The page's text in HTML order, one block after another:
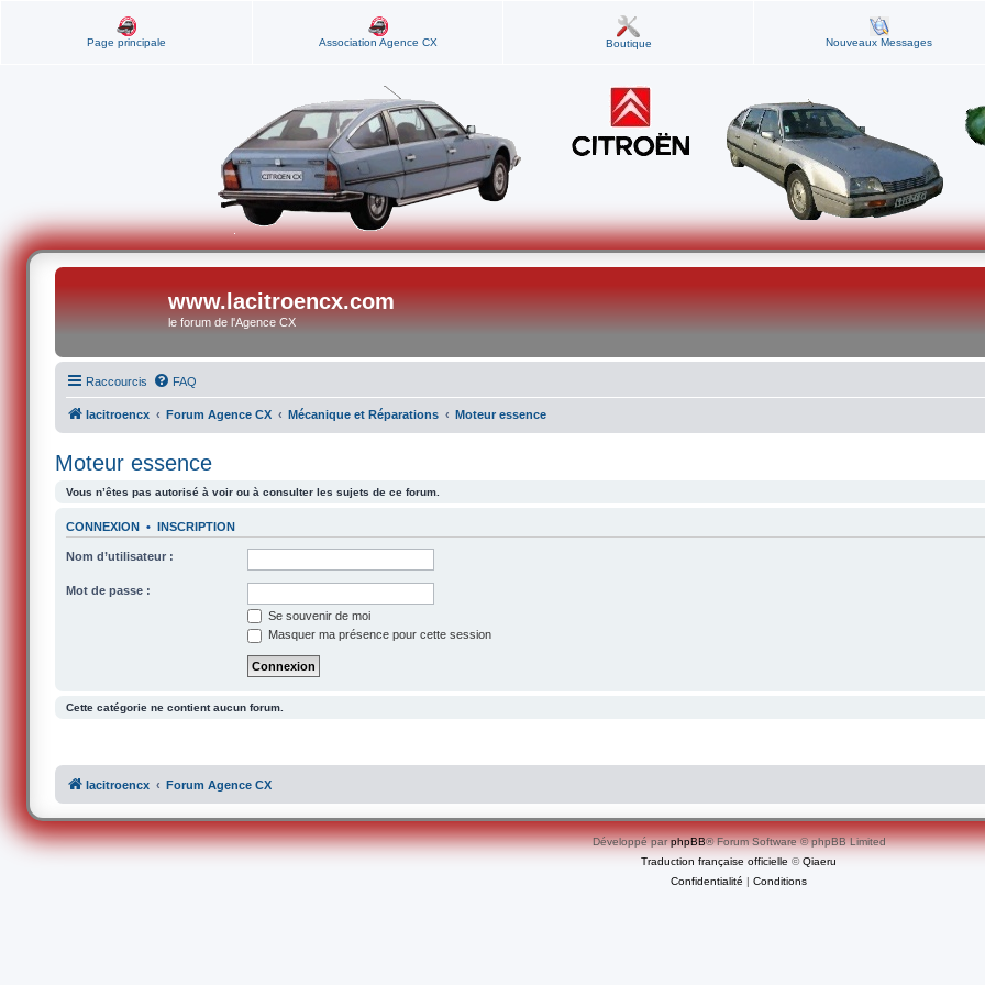
Page principale Association Agence CX Boutique Nouveaux Messages
www.lacitroencx.com
le forum de l'Agence CX
Raccourcis FAQ
lacitroencx Forum Agence CX Mécanique et Réparations Moteur essence
Moteur essence
Vous n’êtes pas autorisé à voir ou à consulter les sujets de ce forum.
CONNEXION • INSCRIPTION
Nom d’utilisateur :
Mot de passe :
Se souvenir de moi
Masquer ma présence pour cette session
Cette catégorie ne contient aucun forum.
lacitroencx Forum Agence CX
Développé parphpBB® Forum Software © phpBB Limited
Traduction française officielle ©Qiaeru
Confidentialité | Conditions